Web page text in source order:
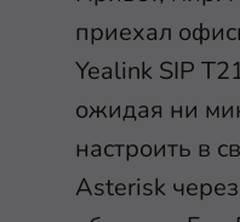
приехал
Yealink SIP
ожидая ни
настроить в
Asterisk